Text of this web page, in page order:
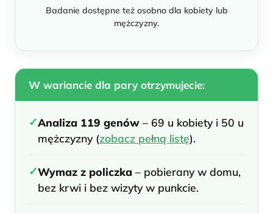
Badanie dostępne też osobno dla kobiety lub
mężczyzny.
W wariancie dla pary otrzymujecie:
✓Analiza 119 genów – 69 u kobiety i 50 u
mężczyzny (zobacz pełną listę).
✓Wymaz z policzka – pobierany w domu,
bez krwi i bez wizyty w punkcie.